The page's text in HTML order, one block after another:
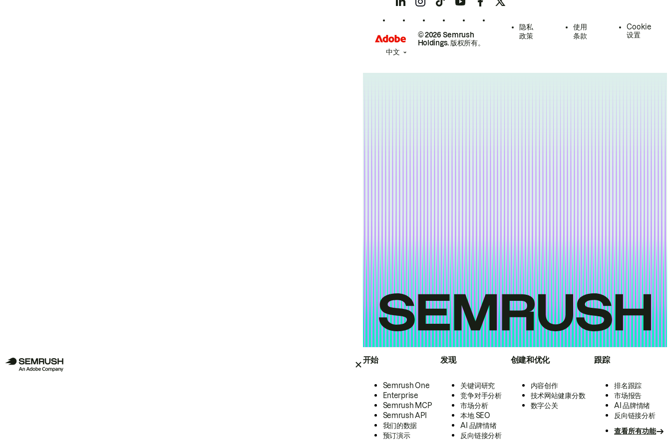
开始
Semrush One
Enterprise
Semrush MCP
Semrush API
我们的数据
预订演示
发现
关键词研究
竞争对手分析
市场分析
本地 SEO
AI 品牌情绪
反向链接分析
创建和优化
内容创作
技术网站健康分数
数字公关
跟踪
排名跟踪
市场报告
AI 品牌情绪
反向链接分析
查看所有功能
© 2026 Semrush
Holdings. 版权所有。
隐私
政策
使用
条款
Cookie
设置
中文